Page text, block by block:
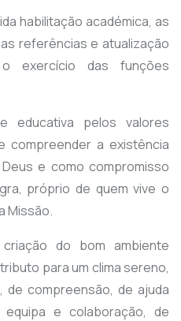
habilitação académica, as
referências e atualização
exercício das funções
educativa pelos valores
compreender a existência
e como compromisso
próprio de quem vive o
Missão.
do bom ambiente
para um clima sereno,
de compreensão, de ajuda
e colaboração, de